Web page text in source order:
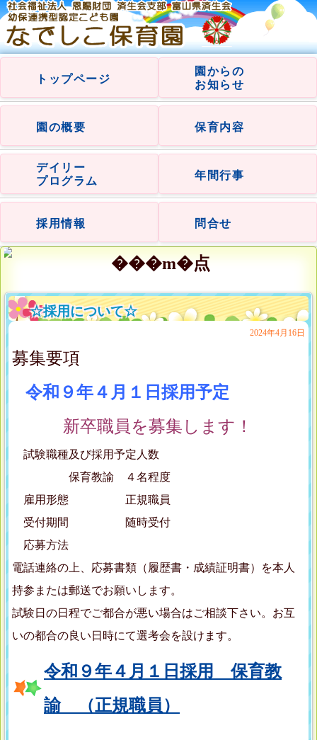
トップページ
園からの
お知らせ
園の概要 保育内容
デイリー
プログラム
年間行事
採用情報 問合せ
☆採用について☆
2024年4月16日
募集要項
令和９年４月１日採用予定
新卒職員を募集します！
試験職種及び採用予定人数
保育教諭 ４名程度
雇用形態 正規職員
受付期間 随時受付
応募方法
電話連絡の上、応募書類（履歴書・成績証明書）を本人
持参または郵送でお願いします。
試験日の日程でご都合が悪い場合はご相談下さい。お互
いの都合の良い日時にて選考会を設けます。
令和９年４月１日採用 保育教
諭 （正規職員）